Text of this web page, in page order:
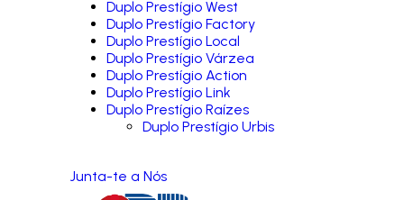
Duplo Prestígio West
Duplo Prestígio Factory
Duplo Prestígio Local
Duplo Prestígio Várzea
Duplo Prestígio Action
Duplo Prestígio Link
Duplo Prestígio Raízes
Duplo Prestígio Urbis
Junta-te a Nós